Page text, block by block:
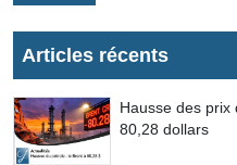
Articles récents
Hausse des prix
80,28 dollars